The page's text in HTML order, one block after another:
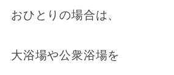
おひとりの場合は、
大浴場や公衆浴場を